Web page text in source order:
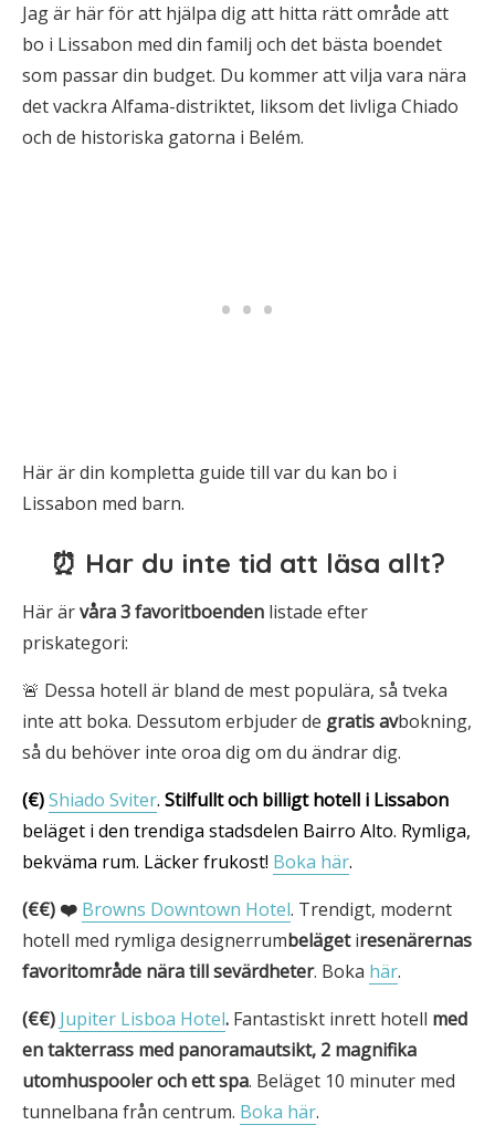
Jag är här för att hjälpa dig att hitta rätt område att
bo i Lissabon med din familj och det bästa boendet
som passar din budget. Du kommer att vilja vara nära
det vackra Alfama-distriktet, liksom det livliga Chiado
och de historiska gatorna i Belém.
Här är din kompletta guide till var du kan bo i
Lissabon med barn.
⏰ Har du inte tid att läsa allt?
Här ärvåra 3favoritboenden listade efter
priskategori:
🚨 Dessa hotell är bland de mest populära, så tveka
inte att boka. Dessutom erbjuder de gratis avbokning,
så du behöver inte oroa dig om du ändrar dig.
(€)Shiado Sviter. Stilfullt och billigt hotell i Lissabon
beläget i den trendiga stadsdelen Bairro Alto. Rymliga,
bekväma rum. Läcker frukost! Boka här.
(€€) ❤️ Browns Downtown Hotel. Trendigt, modernt
hotell med rymliga designerrumbelägetiresenärernas
favoritområde nära till sevärdheter. Boka här.
(€€) Jupiter Lisboa Hotel. Fantastiskt inrett hotell med
en takterrass med panoramautsikt, 2 magnifika
utomhuspooler ochett spa. Beläget 10 minuter med
tunnelbana från centrum. Boka här.